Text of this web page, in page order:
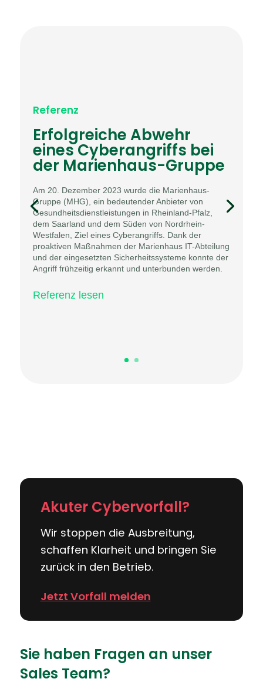
Referenz
Erfolgreiche Abwehr
eines Cyberangriffs bei
der Marienhaus-Gruppe
Am 20. Dezember 2023 wurde die Marienhaus-
Gruppe (MHG), ein bedeutender Anbieter von
Gesundheitsdienstleistungen in Rheinland-Pfalz,
dem Saarland und dem Süden von Nordrhein-
Westfalen, Ziel eines Cyberangriffs. Dank der
proaktiven Maßnahmen der Marienhaus IT-Abteilung
und der eingesetzten Sicherheitssysteme konnte der
Angriff frühzeitig erkannt und unterbunden werden.
Referenz lesen
Akuter Cybervorfall?
Wir stoppen die Ausbreitung,
schaffen Klarheit und bringen Sie
zurück in den Betrieb.
Jetzt Vorfall melden
Sie haben Fragen an unser
Sales Team?